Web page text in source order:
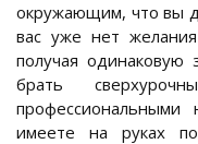
окружающим, что вы
вас уже нет
получая одинаковую
брать
имеете на руках